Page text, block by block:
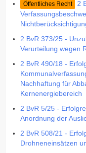
Öffentliches Recht
2
2 BvR 373/25 -
Verurteilung wegen
2 BvR 490/18 -
Nachhaftung für
Kernenergiebereich
2 BvR 5/25 -
Anordnung der
2 BvR 508/21 -
Drohneneinsätzen